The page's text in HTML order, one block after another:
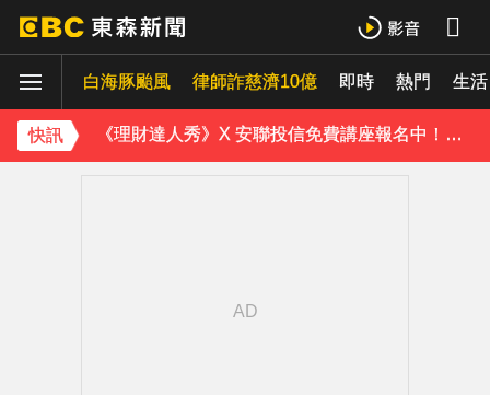
白海豚颱風 律師詐慈濟10億 即時 熱門 生活
快訊
獨家／金價衝高！1公斤金塊值458萬 較1個月前增近28萬
《理財達人秀》X 安聯投信免費講座報名中！搶先卡位 2027
下載東森App，隨時掌握天下大小事！